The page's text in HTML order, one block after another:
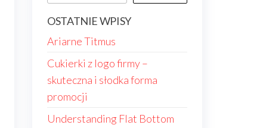
OSTATNIE WPISY
Ariarne Titmus
Cukierki z logo firmy –
skuteczna i słodka forma
promocji
Understanding Flat Bottom